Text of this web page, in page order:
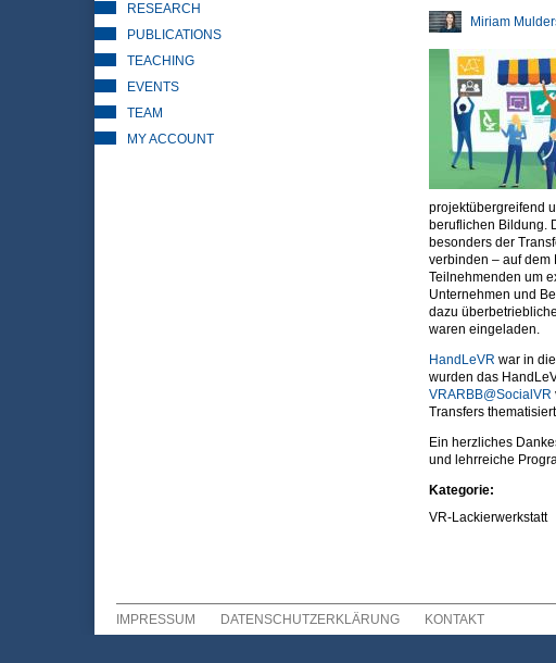
Miriam
projektübergreifend
beruflichen Bildung.
besonders der
verbinden – auf dem
Teilnehmenden um
Unternehmen und
dazu
waren eingeladen.
HandLeVR war in
wurden das
VRARBB@SocialVR
Transfers thematisiert.
Ein herzliches
und lehrreiche
Kategorie:
VR-Lackierwerkstatt
RESEARCH
PUBLICATIONS
TEACHING
EVENTS
TEAM
MY ACCOUNT
IMPRESSUM DATENSCHUTZERKLÄRUNG KONTAKT